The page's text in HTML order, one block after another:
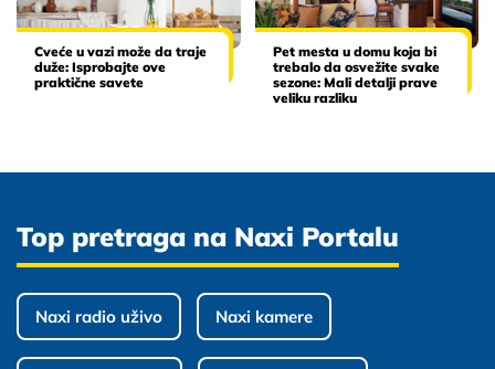
Cveće u vazi može da traje
duže: Isprobajte ove
praktične savete
Pet mesta u domu koja bi
trebalo da osvežite svake
sezone: Mali detalji prave
veliku razliku
Top pretraga na Naxi Portalu
Naxi radio uživo Naxi kamere